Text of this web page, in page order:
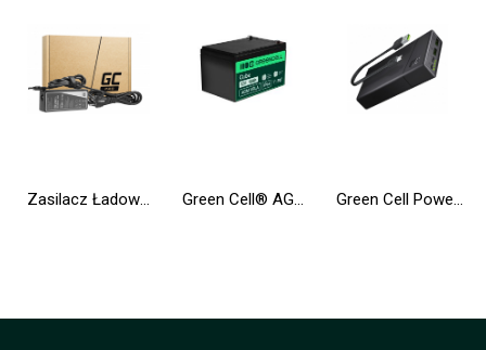
Zasilacz Ładowarka Green Cell PRO do Asus K50IJ K52 K52J K52F X53S K53S X54H X54C Toshiba Satellite A200 A300 19V 4.74A Green Cell® AGM VRLA 12V 12Ah bezobsługowy akumulator do systemu alarmowego kasy fiskalnej zabawki Green Cell Power Bank 20000mAh 18W PD USB C GC PowerPlay20 z Szybkim Ładowaniem do iPhone 15 14 13 12 11 X, Samsung Galaxy, iPad